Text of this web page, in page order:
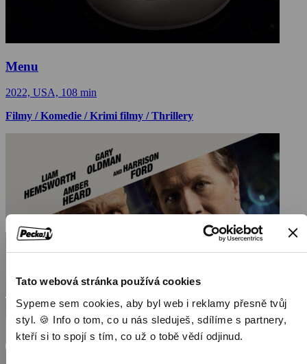
Tato webová stránka používá cookies
Sypeme sem cookies, aby byl web i reklamy přesně tvůj
styl. 🍪 Info o tom, co u nás sleduješ, sdílíme s partnery,
kteří si to spojí s tím, co už o tobě vědí odjinud.
Menu
2022, USA, 108 min
Filmy / Komedie / Krimi filmy / Thrillery